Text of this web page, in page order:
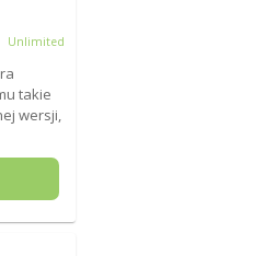
Unlimited
takie
wersji,